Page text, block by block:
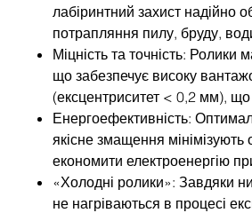
лабіринтний захист надійно
потрапляння пилу, бруду,
Міцність та точність: Ролики
що забезпечує високу
(ексцентриситет < 0,2 мм),
Енергоефективність:
якісне змащення
економити електроенергію
«Холодні ролики»: Завдяки
не нагріваються в процесі